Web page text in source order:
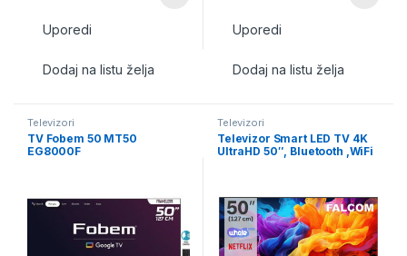
Uporedi
Dodaj na listu želja
Uporedi
Dodaj na listu želja
Televizori
TV Fobem 50 MT50
EG8000F
Televizori
Televizor Smart LED TV 4K
UltraHD 50″, Bluetooth ,WiFi